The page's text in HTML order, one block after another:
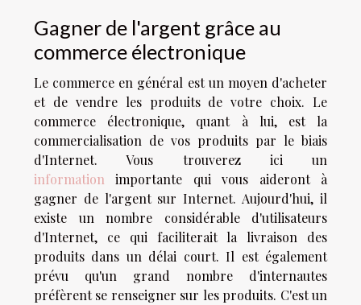
Gagner de l'argent grâce au
commerce électronique
Le commerce en général est un moyen d'acheter
et de vendre les produits de votre choix. Le
commerce électronique, quant à lui, est la
commercialisation de vos produits par le biais
d'Internet. Vous trouverez ici un
information importante qui vous aideront à
gagner de l'argent sur Internet. Aujourd'hui, il
existe un nombre considérable d'utilisateurs
d'Internet, ce qui faciliterait la livraison des
produits dans un délai court. Il est également
prévu qu'un grand nombre d'internautes
préfèrent se renseigner sur les produits. C'est un